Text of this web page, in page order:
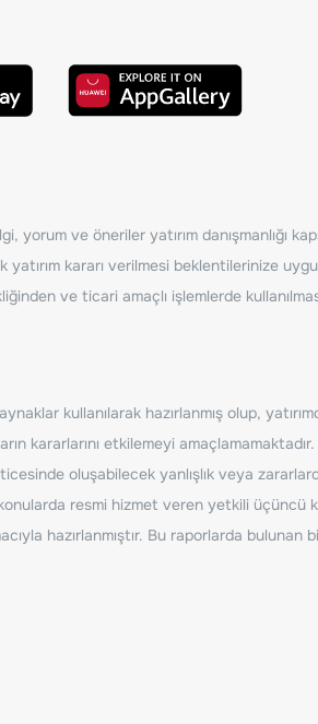
yorum ve öneriler yatırım danışmanlığı
kararı verilmesi beklentilerinize
ve ticari amaçlı işlemlerde
kullanılarak hazırlanmış olup,
kararlarını etkilemeyi
oluşabilecek yanlışlık veya
resmi hizmet veren yetkili üçüncü
hazırlanmıştır. Bu raporlarda